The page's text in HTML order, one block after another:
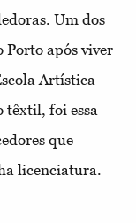
Um dos
Porto após viver
Artística
têxtil, foi essa
que
licenciatura.